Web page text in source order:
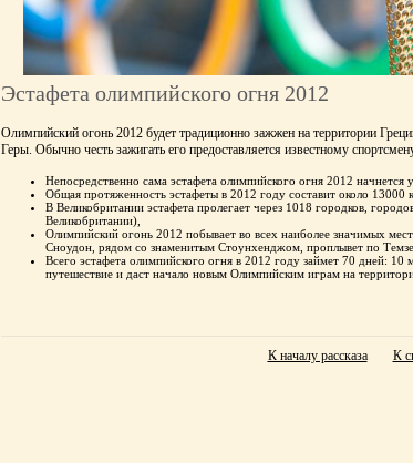
Эстафета олимпийского огня 2012
Олимпийский огонь 2012 будет традиционно зажжен на территории
Геры. Обычно честь зажигать его предоставляется известному
Непосредственно сама эстафета олимпийского огня 2012 начнется
Общая протяженность эстафеты в 2012 году составит около 13000
В Великобритании эстафета пролегает через 1018 городков,
Великобритании),
Олимпийский огонь 2012 побывает во всех наиболее значимых
Сноудон, рядом со знаменитым Стоунхенджом, проплывет по
Всего эстафета олимпийского огня в 2012 году займет 70 дней:
путешествие и даст начало новым Олимпийским играм на
К началу рассказа К